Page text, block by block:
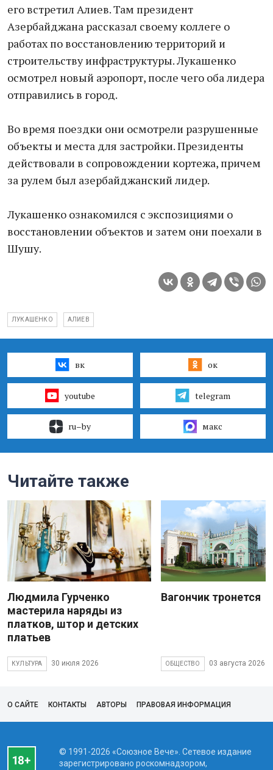
его встретил Алиев. Там президент
Азербайджана рассказал своему коллеге о
работах по восстановлению территорий и
строительству инфраструктуры. Лукашенко
осмотрел новый аэропорт, после чего оба лидера
отправились в город.
Во время поездки они осмотрели разрушенные
объекты и места для застройки. Президенты
действовали в сопровождении кортежа, причем
за рулем был азербайджанский лидер.
Лукашенко ознакомился с экспозициями о
восстановлении объектов и затем они поехали в
Шушу.
ЛУКАШЕНКО АЛИЕВ
вк ок
youtube telegram
ru–by макс
Читайте также
Людмила Гурченко
мастерила наряды из
платков, штор и детских
платьев
КУЛЬТУРА 30 июля 2026
Вагончик тронется
ОБЩЕСТВО 03 августа 2026
О САЙТЕ КОНТАКТЫ АВТОРЫ ПРАВОВАЯ ИНФОРМАЦИЯ
© 1991-2026 «Союзное Вече». Сетевое издание
зарегистрировано роскомнадзором,